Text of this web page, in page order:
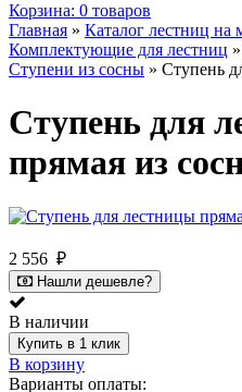
Корзина: 0 товаров
Главная » Каталог лестниц на
Комплектующие для лестниц »
Ступени из сосны » Ступень
Ступень для
прямая из
2 556 ₽
Нашли дешевле?
В наличии
Купить в 1 клик
В корзину
Варианты оплаты: